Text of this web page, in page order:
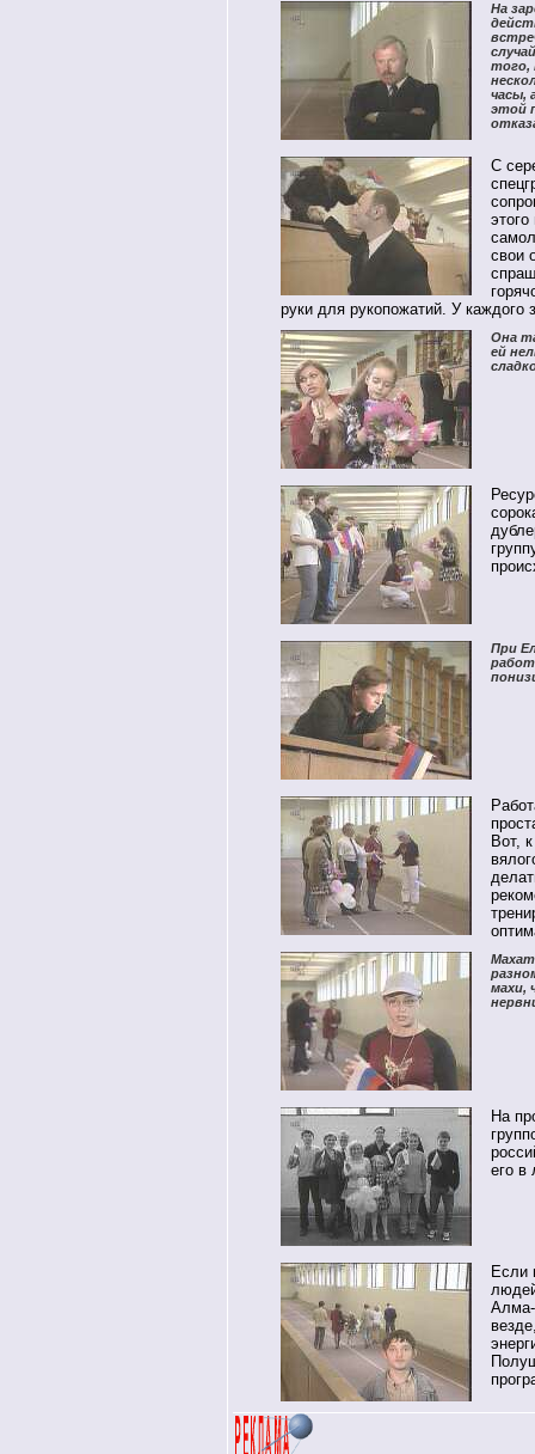
На
того,
часы,
этой
С
свои
руки для рукопожатий. У каждого
Она
ей
При
Вот,
махи,
На
его в
Если